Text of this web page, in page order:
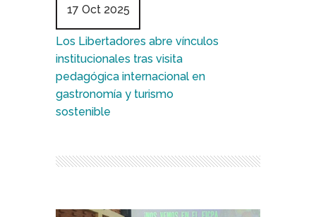
17 Oct 2025
Los Libertadores abre vínculos
institucionales tras visita
pedagógica internacional en
gastronomía y turismo
sostenible